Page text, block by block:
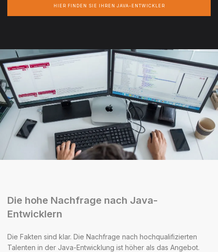
HIER FINDEN SIE IHREN JAVA-ENTWICKLER
Die hohe Nachfrage nach Java-
Entwicklern
Die Fakten sind klar. Die Nachfrage nach hochqualifizierten
Talenten in der Java-Entwicklung ist höher als das Angebot.